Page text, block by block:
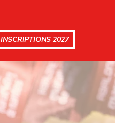
INSCRIPTIONS 2027